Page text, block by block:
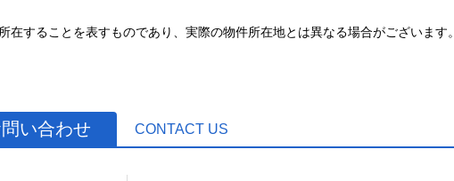
することを表すものであり、実際の物件所在地とは異なる場合がございます。
い合わせ CONTACT US